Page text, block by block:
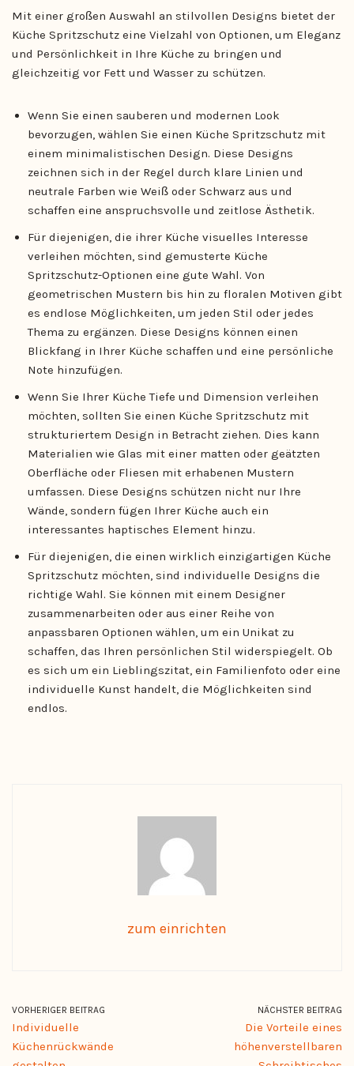
Mit einer großen Auswahl an stilvollen Designs bietet der
Küche Spritzschutz eine Vielzahl von Optionen, um Eleganz
und Persönlichkeit in Ihre Küche zu bringen und
gleichzeitig vor Fett und Wasser zu schützen.
Wenn Sie einen sauberen und modernen Look
bevorzugen, wählen Sie einen Küche Spritzschutz mit
einem minimalistischen Design. Diese Designs
zeichnen sich in der Regel durch klare Linien und
neutrale Farben wie Weiß oder Schwarz aus und
schaffen eine anspruchsvolle und zeitlose Ästhetik.
Für diejenigen, die ihrer Küche visuelles Interesse
verleihen möchten, sind gemusterte Küche
Spritzschutz-Optionen eine gute Wahl. Von
geometrischen Mustern bis hin zu floralen Motiven gibt
es endlose Möglichkeiten, um jeden Stil oder jedes
Thema zu ergänzen. Diese Designs können einen
Blickfang in Ihrer Küche schaffen und eine persönliche
Note hinzufügen.
Wenn Sie Ihrer Küche Tiefe und Dimension verleihen
möchten, sollten Sie einen Küche Spritzschutz mit
strukturiertem Design in Betracht ziehen. Dies kann
Materialien wie Glas mit einer matten oder geätzten
Oberfläche oder Fliesen mit erhabenen Mustern
umfassen. Diese Designs schützen nicht nur Ihre
Wände, sondern fügen Ihrer Küche auch ein
interessantes haptisches Element hinzu.
Für diejenigen, die einen wirklich einzigartigen Küche
Spritzschutz möchten, sind individuelle Designs die
richtige Wahl. Sie können mit einem Designer
zusammenarbeiten oder aus einer Reihe von
anpassbaren Optionen wählen, um ein Unikat zu
schaffen, das Ihren persönlichen Stil widerspiegelt. Ob
es sich um ein Lieblingszitat, ein Familienfoto oder eine
individuelle Kunst handelt, die Möglichkeiten sind
endlos.
zum einrichten
VORHERIGER BEITRAG
Individuelle
Küchenrückwände
NÄCHSTER BEITRAG
Die Vorteile eines
höhenverstellbaren